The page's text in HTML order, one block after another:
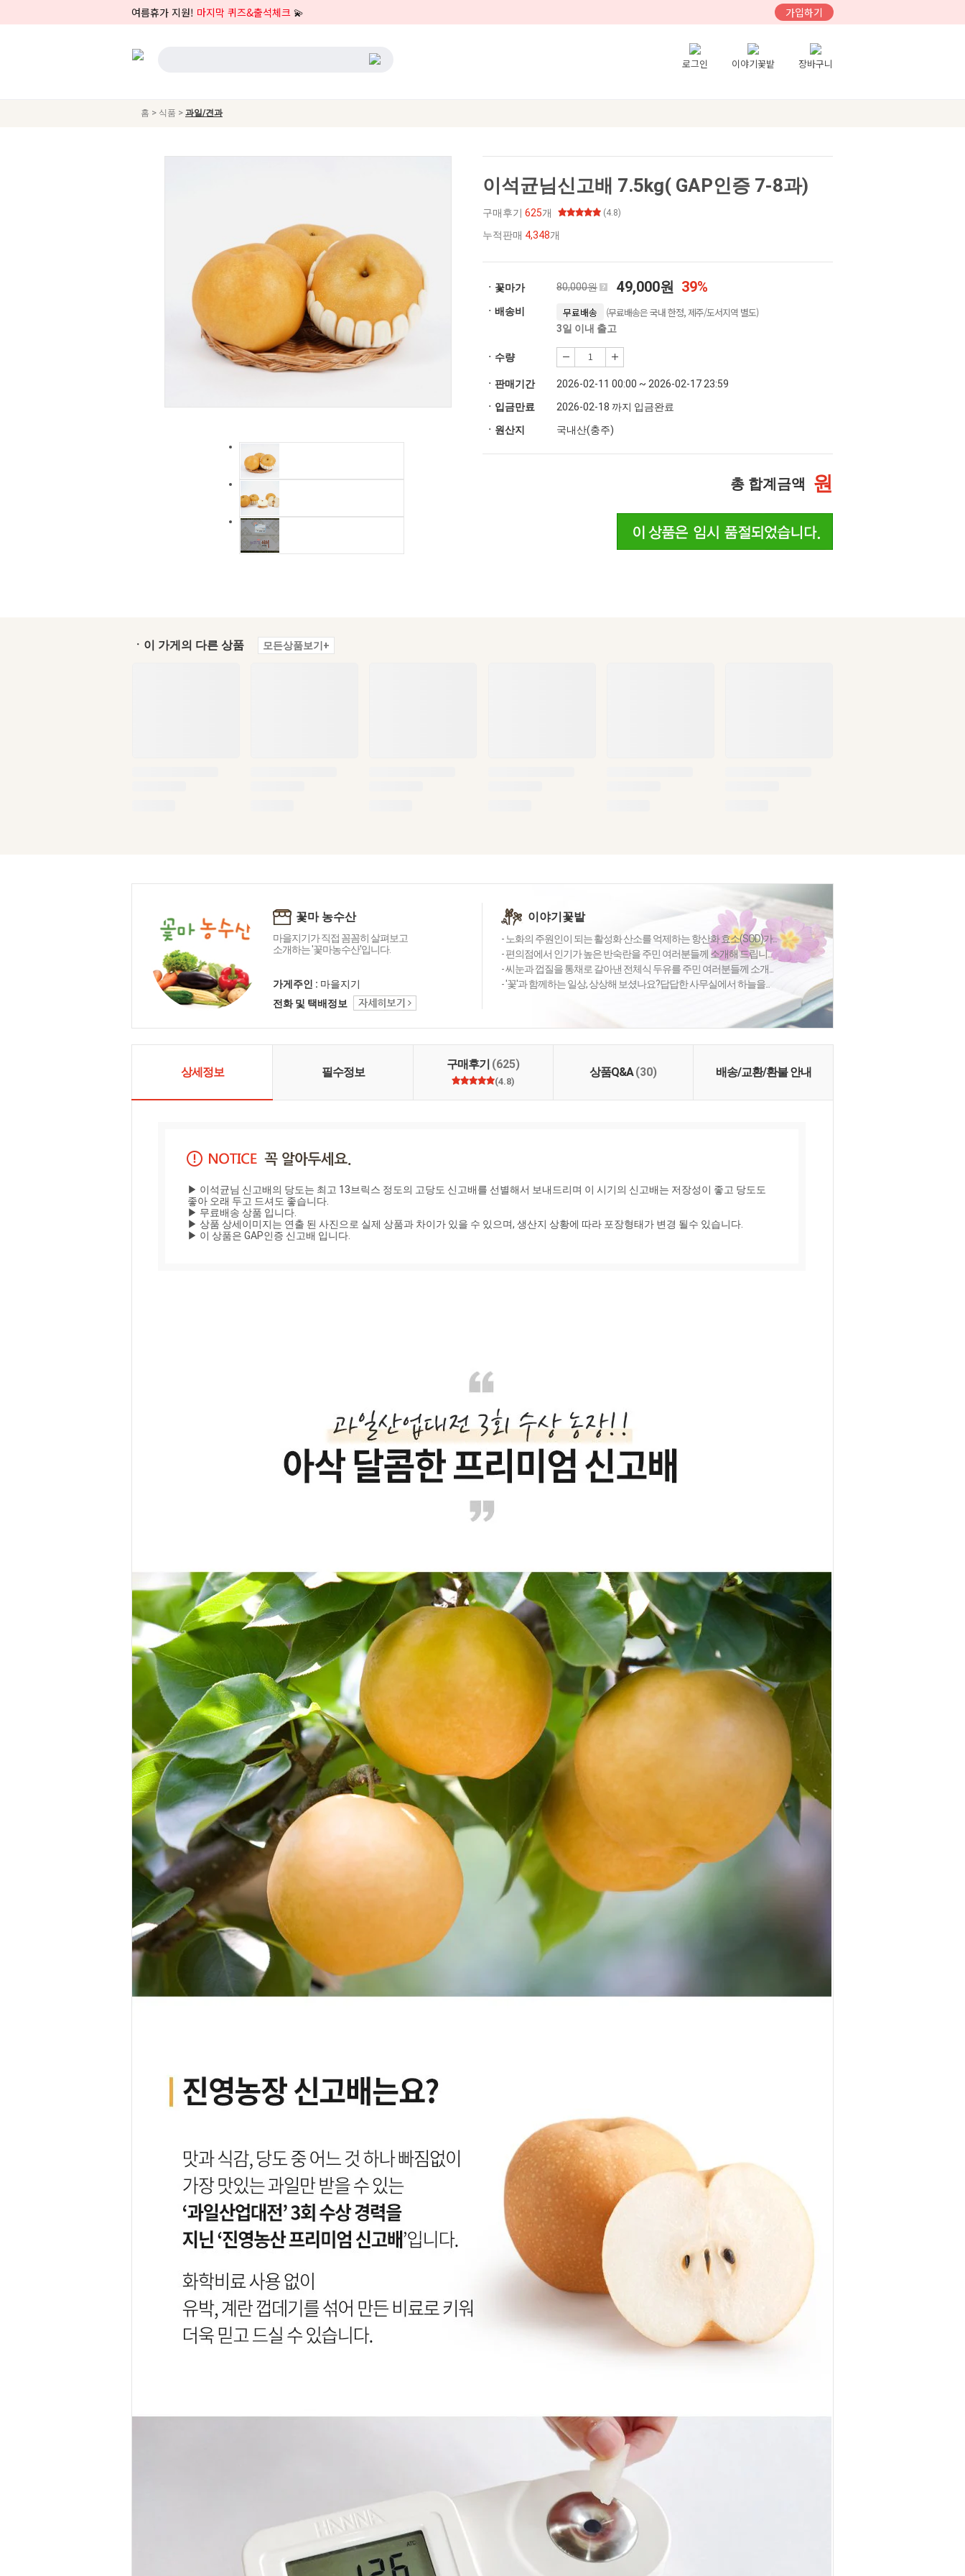
여름휴가 지원! 마지막 퀴즈&출석체크 💫 가입하기
로그인 이야기꽃밭 장바구니
홈 > 식품 > 과일/견과
이석균님신고배 7.5kg( GAP인증 7-8과)
구매후기 625개 (4.8)
누적판매 4,348개
ㆍ꽃마가 80,000원 49,000원 39%
ㆍ배송비 무료배송 (무료배송은 국내 한정, 제주/도서지역 별도)
3일 이내 출고
ㆍ수량
ㆍ판매기간
2026-02-11 00:00 ~ 2026-02-17 23:59
ㆍ입금만료
2026-02-18 까지 입금완료
ㆍ원산지
국내산(충주)
총 합계금액 원
ㆍ이 가게의 다른 상품 모든상품보기+
꽃마 농수산
마을지기가 직접 꼼꼼히 살펴보고
소개하는 '꽃마농수산'입니다.
가게주인 : 마을지기
전화 및 택배정보
이야기꽃밭
- 노화의 주원인이 되는 활성화 산소를 억제하는 항산화 효소(SOD)가...
- 편의점에서 인기가 높은 반숙란을 주민 여러분들께 소개해 드립니...
- 씨눈과 껍질을 통채로 갈아낸 전체식 두유를 주민 여러분들께 소개...
- '꽃'과 함께하는 일상, 상상해 보셨나요?답답한 사무실에서 하늘을...
상세정보 필수정보
구매후기 (625)
(4.8)
상품Q&A(30) 배송/교환/환불 안내
▶ 이석균님 신고배의 당도는 최고 13브릭스 정도의 고당도 신고배를 선별해서 보내드리며 이 시기의 신고배는 저장성이 좋고 당도도
좋아 오래 두고 드셔도 좋습니다.
▶ 무료배송 상품 입니다.
▶ 상품 상세이미지는 연출 된 사진으로 실제 상품과 차이가 있을 수 있으며, 생산지 상황에 따라 포장형태가 변경 될수 있습니다.
▶ 이 상품은 GAP인증 신고배 입니다.